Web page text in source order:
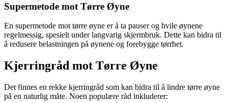
Supermetode mot Tørre Øyne
En supermetode mot tørre øyne er å ta pauser og hvile øynene
regelmessig, spesielt under langvarig skjermbruk. Dette kan bidra til
å redusere belastningen på øynene og forebygge tørrhet.
Kjerringråd mot Tørre Øyne
Det finnes en rekke kjerringråd som kan bidra til å lindre tørre øyne
på en naturlig måte. Noen populære råd inkluderer: